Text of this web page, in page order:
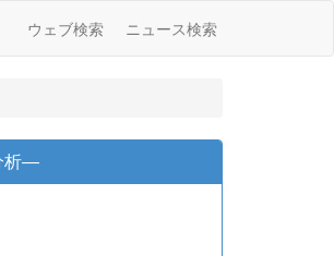
ウェブ検索 ニュース検索
析―